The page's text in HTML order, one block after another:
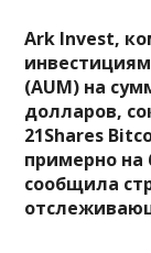
Ark Invest,
(AUM) на
долларов,
21Shares
примерно на
сообщила